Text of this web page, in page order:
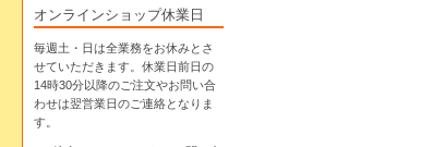
オンラインショップ休業日
毎週土・日は全業務をお休みとさ
せていただきます。休業日前日の
14時30分以降のご注文やお問い合
わせは翌営業日のご連絡となりま
す。